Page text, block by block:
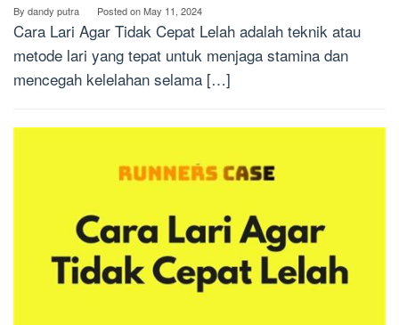
By dandy putra Posted onMay 11, 2024
Cara Lari Agar Tidak Cepat Lelah adalah teknik atau
metode lari yang tepat untuk menjaga stamina dan
mencegah kelelahan selama […]